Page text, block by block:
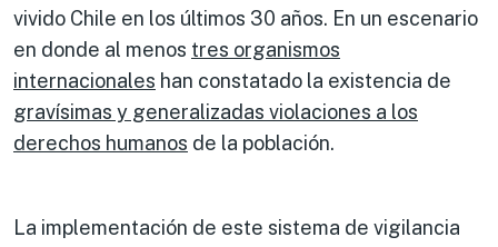
vivido Chile en los últimos 30 años. En un escenario
en donde al menos tres organismos
internacionales han constatado la existencia de
gravísimas y generalizadas violaciones a los
derechos humanos de la población.
La implementación de este sistema de vigilancia